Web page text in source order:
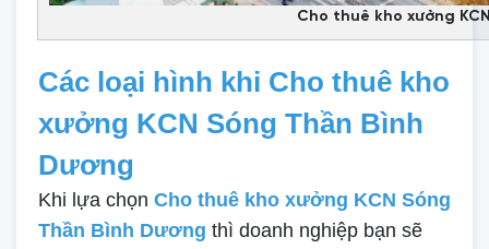
Cho thuê kho xưởng
Các loại hình khi Cho thuê kho
xưởng KCN Sóng Thần Bình
Dương
Khi lựa chọn Cho thuê kho xưởng KCN Sóng
Thần Bình Dương thì doanh nghiệp bạn sẽ